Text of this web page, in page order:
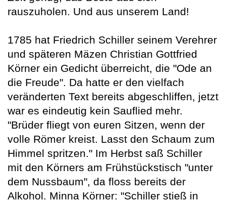
rauszuholen. Und aus unserem Land!
1785 hat Friedrich Schiller seinem Verehrer
und späteren Mäzen Christian Gottfried
Körner ein Gedicht überreicht, die "Ode an
die Freude". Da hatte er den vielfach
veränderten Text bereits abgeschliffen, jetzt
war es eindeutig kein Sauflied mehr.
"Brüder fliegt von euren Sitzen, wenn der
volle Römer kreist. Lasst den Schaum zum
Himmel spritzen." Im Herbst saß Schiller
mit den Körners am Frühstückstisch "unter
dem Nussbaum", da floss bereits der
Alkohol. Minna Körner: "Schiller stieß in